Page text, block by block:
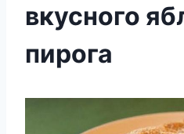
вкусного
пирога